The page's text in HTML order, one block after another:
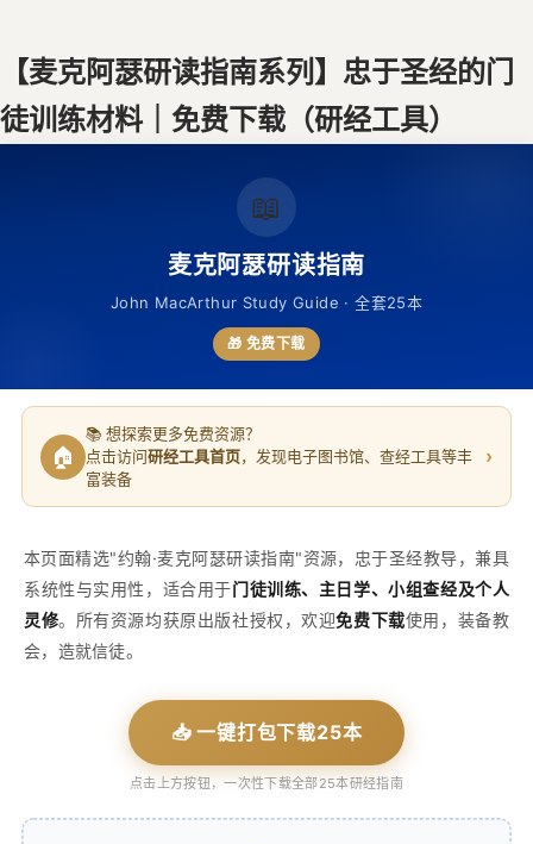
【麦克阿瑟研读指南系列】忠于圣经的门
徒训练材料｜免费下载（研经工具）
📖
麦克阿瑟研读指南
John MacArthur Study Guide · 全套25本
🎁 免费下载
🏠
📚 想探索更多免费资源？
点击访问研经工具首页，发现电子图书馆、查经工具等丰
富装备
›
本页面精选"约翰·麦克阿瑟研读指南"资源，忠于圣经教导，兼具
系统性与实用性，适合用于门徒训练、主日学、小组查经及个人
灵修。所有资源均获原出版社授权，欢迎免费下载使用，装备教
会，造就信徒。
📥 一键打包下载25本
点击上方按钮，一次性下载全部25本研经指南